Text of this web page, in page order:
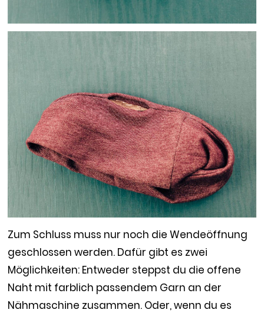
Zum Schluss muss nur noch die Wendeöffnung
geschlossen werden. Dafür gibt es zwei
Möglichkeiten: Entweder steppst du die offene
Naht mit farblich passendem Garn an der
Nähmaschine zusammen. Oder, wenn du es